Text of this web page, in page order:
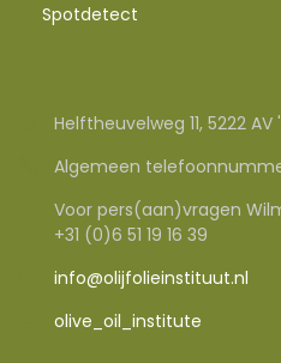
Spotdetect
Helftheuvelweg 11, 5222
Algemeen
Voor pers(aan)vragen
+31 (0)6 51 19 16 39
info@olijfolieinstituut.nl
olive_oil_institute